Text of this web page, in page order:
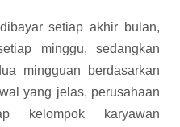
setiap akhir bulan,
minggu, sedangkan
mingguan berdasarkan
yang jelas, perusahaan
kelompok karyawan